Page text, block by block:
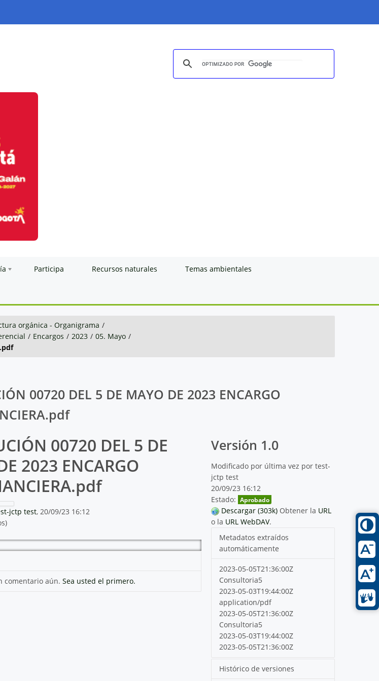
Participa Recursos naturales Temas ambientales
orgánica - Organigrama /
/ Encargos / 2023 / 05. Mayo /
00720 DEL 5 DE MAYO DE 2023 ENCARGO
00720 DEL 5 DE
2023 ENCARGO
jctp test, 20/09/23 16:12
comentario aún. Sea usted el primero.
Versión 1.0
Modificado por última vez por test-
jctp test
20/09/23 16:12
Estado: Aprobado
Descargar (303k) Obtener la URL
o la URL WebDAV.
Metadatos extraídos
automáticamente
2023-05-05T21:36:00Z
Consultoria5
2023-05-03T19:44:00Z
application/pdf
2023-05-05T21:36:00Z
Consultoria5
2023-05-03T19:44:00Z
2023-05-05T21:36:00Z
Histórico de versiones